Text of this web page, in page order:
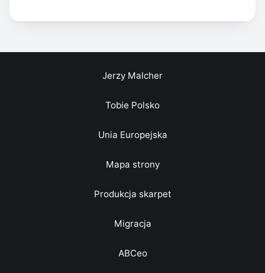
Jerzy Malcher
Tobie Polsko
Unia Europejska
Mapa strony
Produkcja skarpet
Migracja
ABCeo